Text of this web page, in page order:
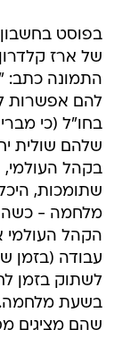
בפוסט
התמונה כתב:
להם אפשרות
בחו"ל (כי
שלהם שולית
בקהל העולמי,
שתומכות,
מלחמה -
הקהל העולמי
עבודה (בזמן
לשתוק בזמן
בשעת מלחמה.
שהם מציגים